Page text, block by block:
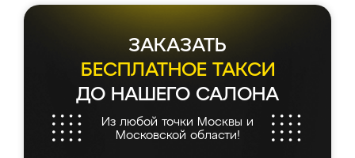
довольна, все выглядит так, как и ожидала.
ЗАКАЗАТЬ
БЕСПЛАТНОЕ ТАКСИ
ДО НАШЕГО САЛОНА
Из любой точки Москвы и
Московской области!